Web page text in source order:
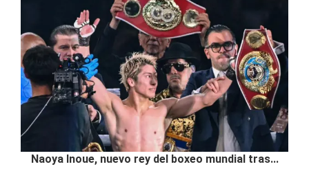
Naoya Inoue, nuevo rey del boxeo mundial tras...